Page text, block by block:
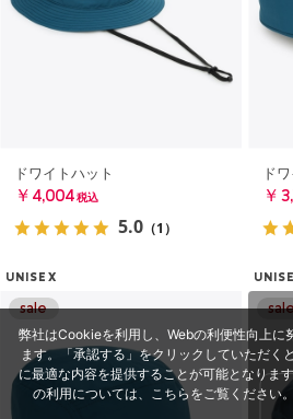
ドワイトハット
￥4,004 税込
5.0 （1）
ド
￥
UNISEX
弊社はCookieを利用し、Webの利便性向上に
ます。「承認する」をクリックしていただく
に最適な内容を提供することが可能となりま
の利用については、こちらをご覧ください。